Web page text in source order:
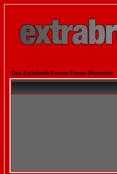
Das Extrabreit-Forum Foren-Übersicht